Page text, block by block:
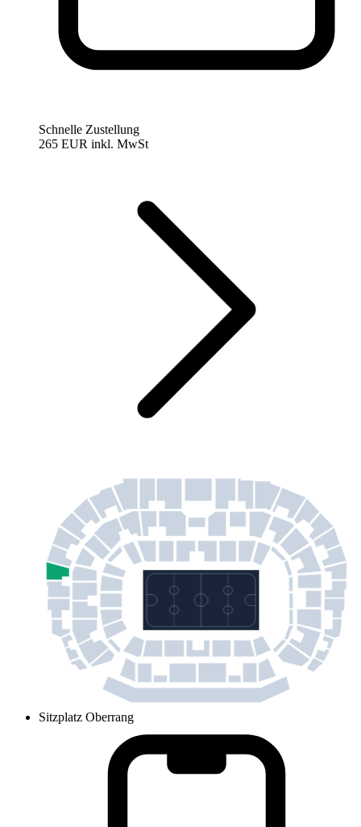
Schnelle Zustellung
265 EUR inkl. MwSt
Sitzplatz Oberrang